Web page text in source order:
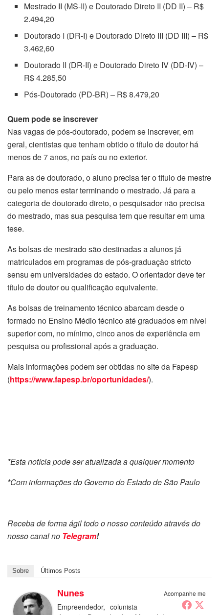
Mestrado II (MS-II) e Doutorado Direto II (DD II) – R$
2.494,20
Doutorado I (DR-I) e Doutorado Direto III (DD III) – R$
3.462,60
Doutorado II (DR-II) e Doutorado Direto IV (DD-IV) –
R$ 4.285,50
Pós-Doutorado (PD-BR) – R$ 8.479,20
Quem pode se inscrever
Nas vagas de pós-doutorado, podem se inscrever, em
geral, cientistas que tenham obtido o título de doutor há
menos de 7 anos, no país ou no exterior.
Para as de doutorado, o aluno precisa ter o título de mestre
ou pelo menos estar terminando o mestrado. Já para a
categoria de doutorado direto, o pesquisador não precisa
do mestrado, mas sua pesquisa tem que resultar em uma
tese.
As bolsas de mestrado são destinadas a alunos já
matriculados em programas de pós-graduação stricto
sensu em universidades do estado. O orientador deve ter
título de doutor ou qualificação equivalente.
As bolsas de treinamento técnico abarcam desde o
formado no Ensino Médio técnico até graduados em nível
superior com, no mínimo, cinco anos de experiência em
pesquisa ou profissional após a graduação.
Mais informações podem ser obtidas no site da Fapesp
(https://www.fapesp.br/oportunidades/).
*Esta notícia pode ser atualizada a qualquer momento
*Com informações do Governo do Estado de São Paulo
Receba de forma ágil todo o nosso conteúdo através do
nosso canal no Telegram!
Sobre Últimos Posts
Acompanhe me
Nunes
Empreendedor, colunista